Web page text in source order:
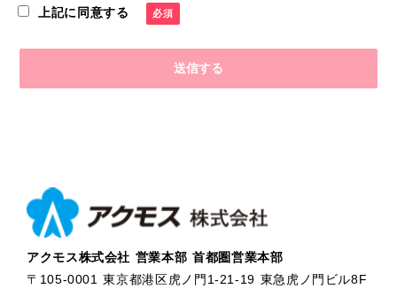
・製品、サービス等のサポート
・お問合わせ対応
・施設の入退管理、勤怠管理（出向者、派遣者な
ど）
(2)お取引先様から委託を受けた個人情報
・委託元との契約履行
(3)株主様の個人情報
上記に同意する
アクモス株式会社 営業本部 首都圏営業本部
〒105-0001 東京都港区虎ノ門1-21-19 東急虎ノ門ビル8F